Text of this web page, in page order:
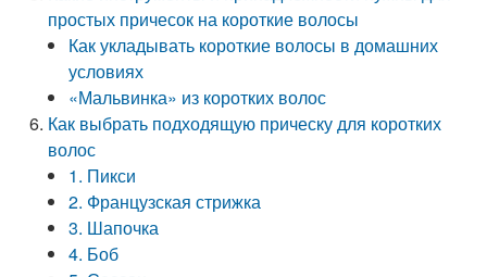
простых причесок на короткие волосы
Как укладывать короткие волосы в домашних
условиях
«Мальвинка» из коротких волос
Как выбрать подходящую прическу для коротких
волос
1. Пикси
2. Французская стрижка
3. Шапочка
4. Боб